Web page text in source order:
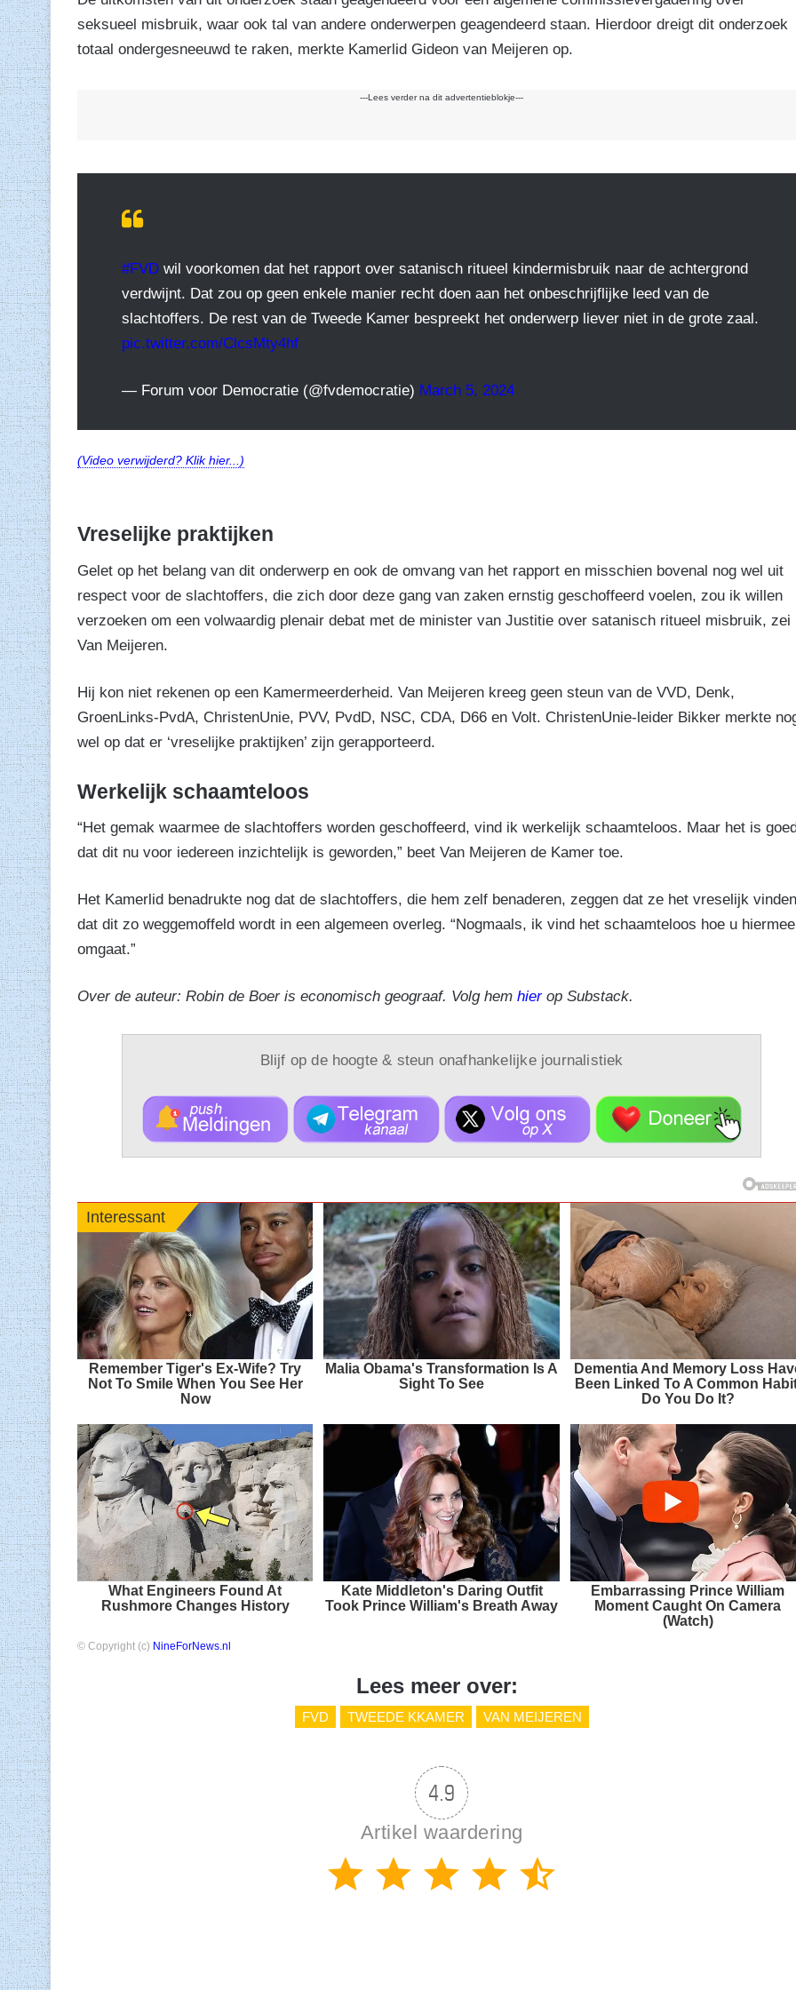
seksueel misbruik, waar ook tal van andere onderwerpen geagendeerd staan. Hierdoor dreigt dit onderzoek
totaal ondergesneeuwd te raken, merkte Kamerlid Gideon van Meijeren op.
---Lees verder na dit advertentieblokje---
#FVD wil voorkomen dat het rapport over satanisch ritueel kindermisbruik naar de achtergrond
verdwijnt. Dat zou op geen enkele manier recht doen aan het onbeschrijflijke leed van de
slachtoffers. De rest van de Tweede Kamer bespreekt het onderwerp liever niet in de grote zaal.
pic.twitter.com/ClcsMty4hf
— Forum voor Democratie (@fvdemocratie) March 5, 2024
(Video verwijderd? Klik hier...)
Vreselijke praktijken
Gelet op het belang van dit onderwerp en ook de omvang van het rapport en misschien bovenal nog wel uit
respect voor de slachtoffers, die zich door deze gang van zaken ernstig geschoffeerd voelen, zou ik willen
verzoeken om een volwaardig plenair debat met de minister van Justitie over satanisch ritueel misbruik, zei
Van Meijeren.
Hij kon niet rekenen op een Kamermeerderheid. Van Meijeren kreeg geen steun van de VVD, Denk,
GroenLinks-PvdA, ChristenUnie, PVV, PvdD, NSC, CDA, D66 en Volt. ChristenUnie-leider Bikker merkte
wel op dat er ‘vreselijke praktijken’ zijn gerapporteerd.
Werkelijk schaamteloos
“Het gemak waarmee de slachtoffers worden geschoffeerd, vind ik werkelijk schaamteloos. Maar het is
dat dit nu voor iedereen inzichtelijk is geworden,” beet Van Meijeren de Kamer toe.
Het Kamerlid benadrukte nog dat de slachtoffers, die hem zelf benaderen, zeggen dat ze het vreselijk vinden
dat dit zo weggemoffeld wordt in een algemeen overleg. “Nogmaals, ik vind het schaamteloos hoe u hiermee
omgaat.”
Over de auteur: Robin de Boer is economisch geograaf. Volg hem hierop Substack.
Blijf op de hoogte & steun onafhankelijke journalistiek
Interessant
Remember Tiger's Ex-Wife? Try
Not To Smile When You See Her
Now
Malia Obama's Transformation Is A
Sight To See
Dementia And Memory Loss
Been Linked To A Common
Do You Do It?
What Engineers Found At
Rushmore Changes History
Kate Middleton's Daring Outfit
Took Prince William's Breath Away
Embarrassing Prince William
Moment Caught On Camera
(Watch)
© Copyright (c) NineForNews.nl
Lees meer over:
FVD TWEEDE KKAMER VAN MEIJEREN
4.9
Artikel waardering